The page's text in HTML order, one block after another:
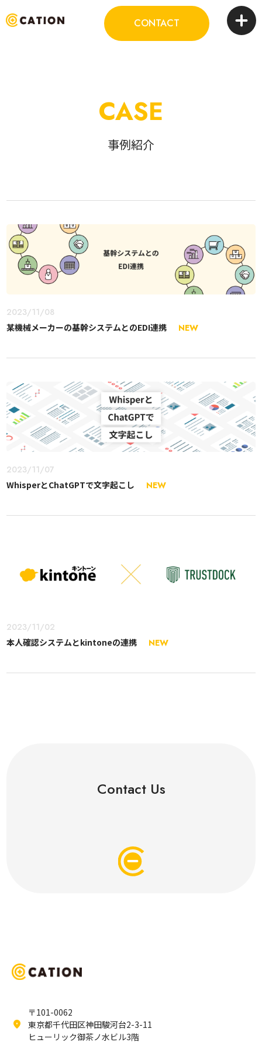
CONTACT
CASE
事例紹介
2023/11/08
某機械メーカーの基幹システムとのEDI連携
NEW
2023/11/07
WhisperとChatGPTで文字起こし
NEW
2023/11/02
本人確認システムとkintoneの連携
NEW
Contact Us
location_on
〒101-0062
東京都千代田区神田駿河台2-3-11
ヒューリック御茶ノ水ビル3階